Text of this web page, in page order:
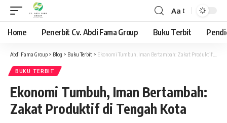
Font
Resizer
Aa
Home Penerbit Cv. Abdi Fama Group Buku Terbit
Abdi Fama Group > Blog > Buku Terbit > Ekonomi Tumbuh, Iman Bertambah: Zakat Produktif di Tengah Kota
BUKU TERBIT
Ekonomi Tumbuh, Iman Bertambah:
Zakat Produktif di Tengah Kota